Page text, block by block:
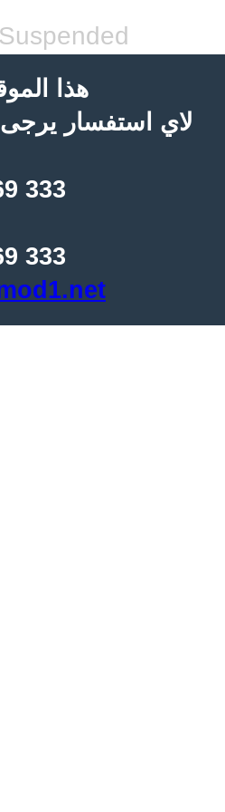
هذا
لاي استفسار يرجى
333
333